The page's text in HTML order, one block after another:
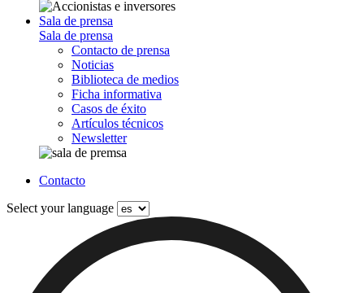
Sala de prensa
Sala de prensa
Contacto de prensa
Noticias
Biblioteca de medios
Ficha informativa
Casos de éxito
Artículos técnicos
Newsletter
Contacto
Select your language